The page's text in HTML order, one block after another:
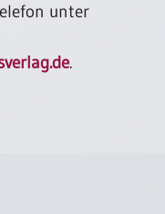
unter
.